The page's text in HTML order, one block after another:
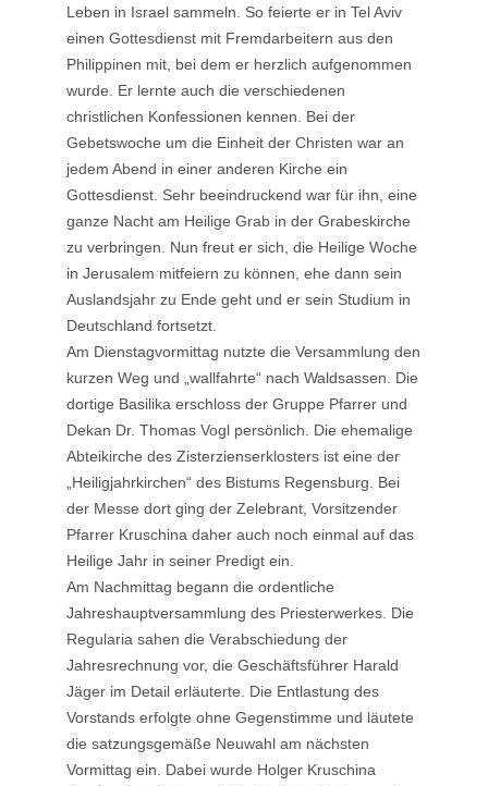
Leben in Israel sammeln. So feierte er in Tel Aviv
einen Gottesdienst mit Fremdarbeitern aus den
Philippinen mit, bei dem er herzlich aufgenommen
wurde. Er lernte auch die verschiedenen
christlichen Konfessionen kennen. Bei der
Gebetswoche um die Einheit der Christen war an
jedem Abend in einer anderen Kirche ein
Gottesdienst. Sehr beeindruckend war für ihn, eine
ganze Nacht am Heilige Grab in der Grabeskirche
zu verbringen. Nun freut er sich, die Heilige Woche
in Jerusalem mitfeiern zu können, ehe dann sein
Auslandsjahr zu Ende geht und er sein Studium in
Deutschland fortsetzt.
Am Dienstagvormittag nutzte die Versammlung den
kurzen Weg und „wallfahrte“ nach Waldsassen. Die
dortige Basilika erschloss der Gruppe Pfarrer und
Dekan Dr. Thomas Vogl persönlich. Die ehemalige
Abteikirche des Zisterzienserklosters ist eine der
„Heiligjahrkirchen“ des Bistums Regensburg. Bei
der Messe dort ging der Zelebrant, Vorsitzender
Pfarrer Kruschina daher auch noch einmal auf das
Heilige Jahr in seiner Predigt ein.
Am Nachmittag begann die ordentliche
Jahreshauptversammlung des Priesterwerkes. Die
Regularia sahen die Verabschiedung der
Jahresrechnung vor, die Geschäftsführer Harald
Jäger im Detail erläuterte. Die Entlastung des
Vorstands erfolgte ohne Gegenstimme und läutete
die satzungsgemäße Neuwahl am nächsten
Vormittag ein. Dabei wurde Holger Kruschina